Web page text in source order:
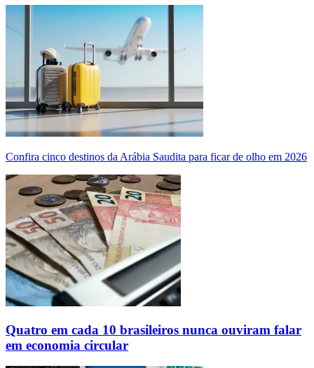
Confira cinco destinos da Arábia Saudita para ficar de olho em 2026
Quatro em cada 10 brasileiros nunca ouviram falar
em economia circular